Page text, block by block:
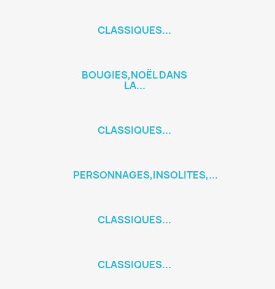
CLASSIQUES...
BOUGIES,NOËL DANS
LA...
CLASSIQUES...
PERSONNAGES,INSOLITES,...
CLASSIQUES...
CLASSIQUES...